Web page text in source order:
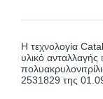
Η τεχνολογία
υλικό
2531829 της